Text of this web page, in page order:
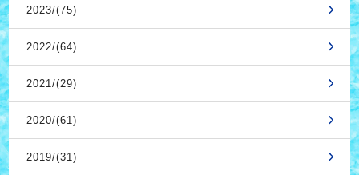
2023/(75)
2022/(64)
2021/(29)
2020/(61)
2019/(31)